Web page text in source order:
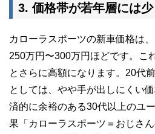
3. 価格帯が若年層には
カローラスポーツの新車価格は
250万円〜300万円ほどです。こ
とさらに高額になります。20代
としては、やや手が出しにくい
済的に余裕のある30代以上のユ
果「カローラスポーツ＝おじさ